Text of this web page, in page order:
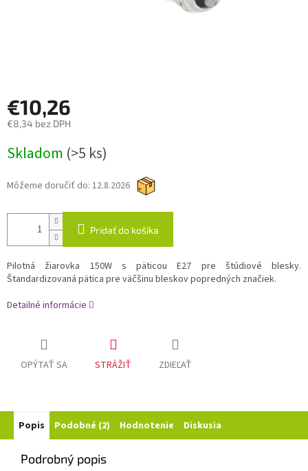
€10,26
€8,34 bez DPH
cena:
Skladom (>5 ks)
Môžeme doručiť do: 12.8.2026
Pridať do košíka
Pilotná žiarovka 150W s päticou E27 pre štúdiové blesky.
Štandardizovaná pätica pre väčšinu bleskov popredných značiek.
Detailné informácie
OPÝTAŤ SA STRÁŽIŤ ZDIEĽAŤ
Popis Podobné (2) Hodnotenie Diskusia
Podrobný popis